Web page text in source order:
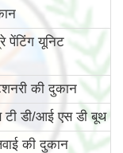
पेंटिंग यूनिट
की दुकान
टी डी/आई एस डी बूथ
की दुकान